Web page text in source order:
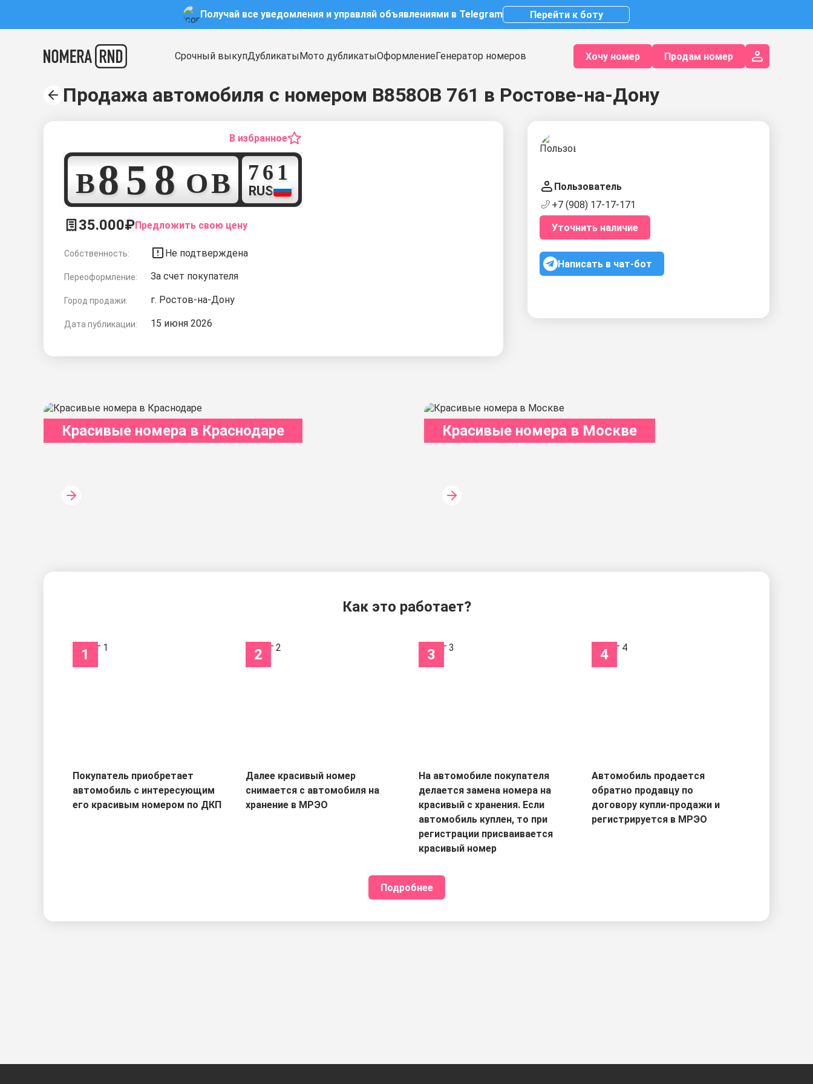
Получай все уведомления и управляй объявлениями в Telegram Перейти к боту
Срочный выкупДубликатыМото дубликатыОформлениеГенератор номеров Хочу номер Продам номер
Продажа автомобиля с номером В858ОВ 761 в Ростове-на-Дону
В избранное
В8
5
8
ОВ7
61
RUS
35.000₽Предложить свою цену
Собственность: Не подтверждена
Переоформление: За счет покупателя
Город продажи: г. Ростов-на-Дону
Дата публикации: 15 июня 2026
Пользователь
+7 (908) 17-17-171
Уточнить наличие
Написать в чат-бот
Красивые номера в Краснодаре Красивые номера в Москве
Как это работает?
1
Покупатель приобретает
автомобиль с интересующим
его красивым номером по ДКП
2
Далее красивый номер
снимается с автомобиля на
хранение в МРЭО
3
На автомобиле покупателя
делается замена номера на
красивый с хранения. Если
автомобиль куплен, то при
регистрации присваивается
красивый номер
4
Автомобиль продается
обратно продавцу по
договору купли-продажи и
регистрируется в МРЭО
Подробнее